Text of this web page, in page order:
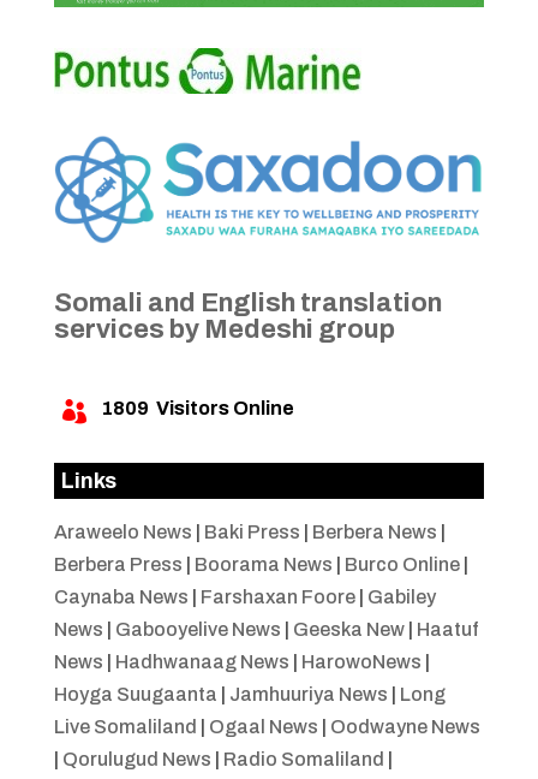
Somali and English translation
services by Medeshi group
 1809 Visitors Online
Links
Araweelo News Baki Press Berbera News
Berbera Press
Boorama News Burco Online|
Caynaba News
Farshaxan Foore| Gabiley
News
Gabooyelive News Geeska New| Haatuf
News
Hadhwanaag News HarowoNews
Hoyga Suugaanta
Jamhuuriya News
Long
Live Somaliland
Ogaal News
Oodwayne News
Qorulugud News Radio Somaliland